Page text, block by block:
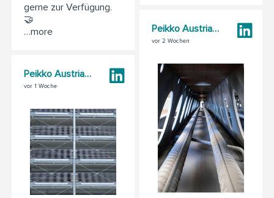
gerne zur Verfügung.
🤝
…more
Peikko Austria GmbH
vor 1 Woche
Peikko Austria GmbH
vor 2 Wochen